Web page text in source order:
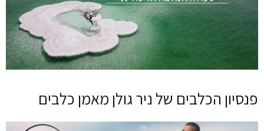
פנסיון הכלבים של ניר גולן מאמן כלבים